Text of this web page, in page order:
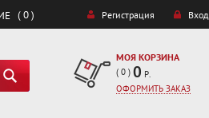
Регистрация Вход
( 0 )
МОЯ КОРЗИНА
( 0 ) 0 Р.
ОФОРМИТЬ ЗАКАЗ